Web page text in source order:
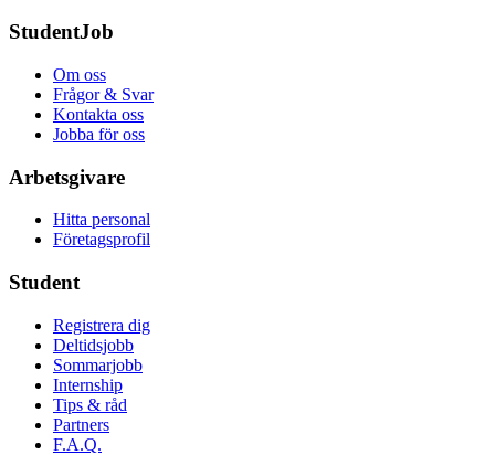
StudentJob
Om oss
Frågor & Svar
Kontakta oss
Jobba för oss
Arbetsgivare
Hitta personal
Företagsprofil
Student
Registrera dig
Deltidsjobb
Sommarjobb
Internship
Tips & råd
Partners
F.A.Q.